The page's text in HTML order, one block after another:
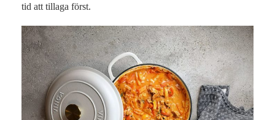
tid att tillaga först.